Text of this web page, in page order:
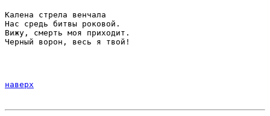
Калена стрела венчала
Нас средь битвы роковой.
Вижу, смерть моя приходит.
Черный ворон, весь я твой!
наверх